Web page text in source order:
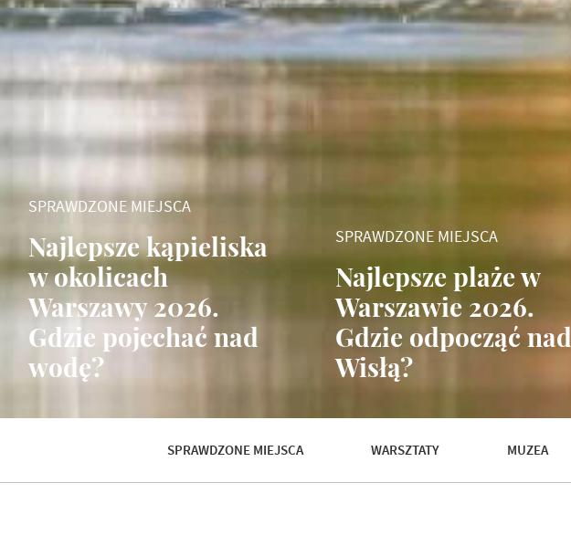
SPRAWDZONE MIEJSCA
Najlepsze kąpieliska
w okolicach
Warszawy 2026.
Gdzie pojechać nad
wodę?
SPRAWDZONE MIEJSCA
Najlepsze plaże w
Warszawie 2026.
Gdzie odpocząć nad
Wisłą?
SPRAWDZONE MIEJSCA WARSZTATY MUZEA